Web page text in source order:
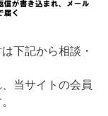
下記から相談・
当サイトの会員